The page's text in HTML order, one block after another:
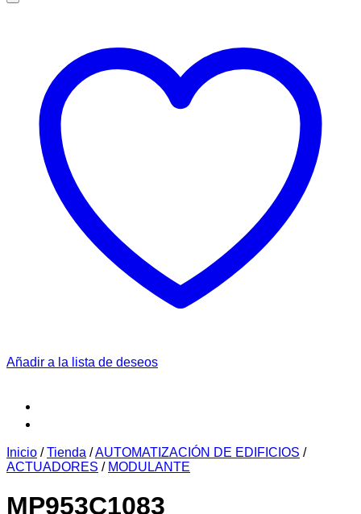
Añadir a la lista de deseos
Inicio / Tienda /AUTOMATIZACIÓN DE EDIFICIOS /
ACTUADORES / MODULANTE
MP953C1083